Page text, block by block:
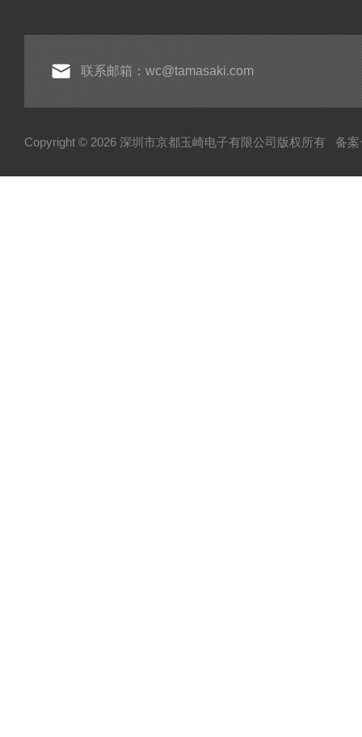
联系邮箱：wc@tamasaki.com
Copyright © 2026 深圳市京都玉崎电子有限公司版权所有 备案